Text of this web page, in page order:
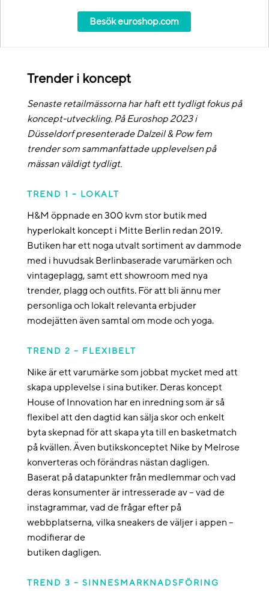
Besök euroshop.com
Trender i koncept
Senaste retailmässorna har haft ett tydligt fokus på
koncept-utveckling. På Euroshop 2023 i
Düsseldorf presenterade Dalzeil & Pow fem
trender som sammanfattade upplevelsen på
mässan väldigt tydligt.
TREND 1 – LOKALT
H&M öppnade en 300 kvm stor butik med
hyperlokalt koncept i Mitte Berlin redan 2019.
Butiken har ett noga utvalt sortiment av dammode
med i huvudsak Berlinbaserade varumärken och
vintageplagg, samt ett showroom med nya
trender, plagg och outfits. För att bli ännu mer
personliga och lokalt relevanta erbjuder
modejätten även samtal om mode och yoga.
TREND 2 – FLEXIBELT
Nike är ett varumärke som jobbat mycket med att
skapa upplevelse i sina butiker. Deras koncept
House of Innovation har en inredning som är så
flexibel att den dagtid kan sälja skor och enkelt
byta skepnad för att skapa yta till en basketmatch
på kvällen. Även butikskonceptet Nike by Melrose
konverteras och förändras nästan dagligen.
Baserat på datapunkter från medlemmar och vad
deras konsumenter är intresserade av – vad de
instagrammar, vad de frågar efter på
webbplatserna, vilka sneakers de väljer i appen –
modifierar de
butiken dagligen.
TREND 3 – SINNESMARKNADSFÖRING